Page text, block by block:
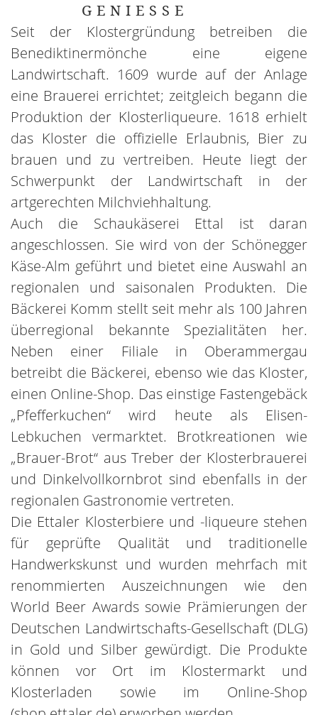
GENIESSE
Seit der Klostergründung betreiben die
Benediktinermönche eine eigene
Landwirtschaft. 1609 wurde auf der Anlage
eine Brauerei errichtet; zeitgleich begann die
Produktion der Klosterliqueure. 1618 erhielt
das Kloster die offizielle Erlaubnis, Bier zu
brauen und zu vertreiben. Heute liegt der
Schwerpunkt der Landwirtschaft in der
artgerechten Milchviehhaltung.
Auch die Schaukäserei Ettal ist daran
angeschlossen. Sie wird von der Schönegger
Käse-Alm geführt und bietet eine Auswahl an
regionalen und saisonalen Produkten. Die
Bäckerei Komm stellt seit mehr als 100 Jahren
überregional bekannte Spezialitäten her.
Neben einer Filiale in Oberammergau
betreibt die Bäckerei, ebenso wie das Kloster,
einen Online-Shop. Das einstige Fastengebäck
„Pfefferkuchen“ wird heute als Elisen-
Lebkuchen vermarktet. Brotkreationen wie
„Brauer-Brot“ aus Treber der Klosterbrauerei
und Dinkelvollkornbrot sind ebenfalls in der
regionalen Gastronomie vertreten.
Die Ettaler Klosterbiere und -liqueure stehen
für geprüfte Qualität und traditionelle
Handwerkskunst und wurden mehrfach mit
renommierten Auszeichnungen wie den
World Beer Awards sowie Prämierungen der
Deutschen Landwirtschafts-Gesellschaft (DLG)
in Gold und Silber gewürdigt. Die Produkte
können vor Ort im Klostermarkt und
Klosterladen sowie im Online-Shop